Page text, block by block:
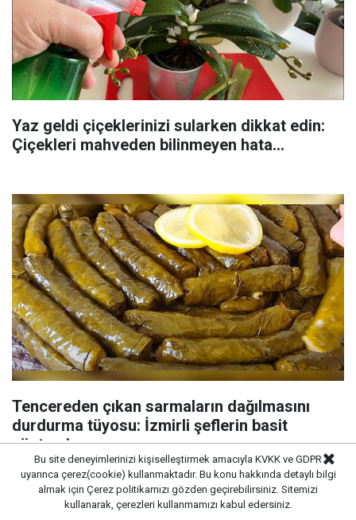
Yaz geldi çiçeklerinizi sularken dikkat edin:
Çiçekleri mahveden bilinmeyen hata...
Tencereden çıkan sarmaların dağılmasını
durdurma tüyosu: İzmirli şeflerin basit
yöntemi
Bu site deneyimlerinizi kişiselleştirmek amacıyla KVKK ve GDPR
uyarınca çerez(cookie) kullanmaktadır. Bu konu hakkında detaylı bilgi
almak için Çerez politikamızı gözden geçirebilirsiniz. Sitemizi
kullanarak, çerezleri kullanmamızı kabul edersiniz.